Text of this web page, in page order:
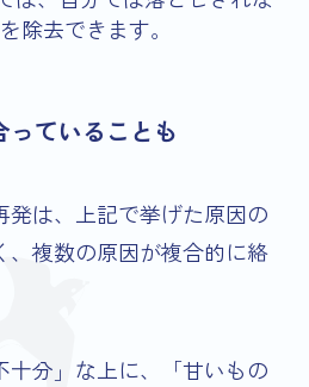
除去できます。
ていることも
発は、上記で挙げた原因の
、複数の原因が複合的に絡
分」な上に、「甘いもの